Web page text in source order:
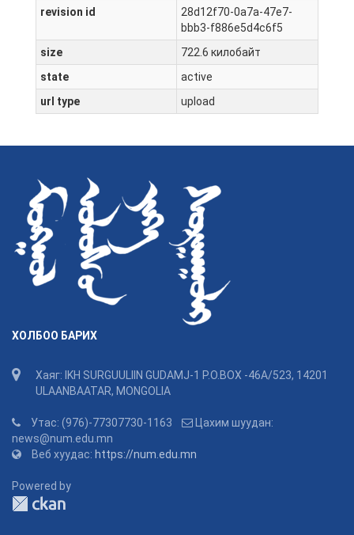
revision id
28d12f70-0a7a-47e7-
bbb3-f886e5d4c6f5
size
722.6 килобайт
state
active
url type
upload
ХОЛБОО БАРИХ
Хаяг: IKH SURGUULIIN GUDAMJ-1 P.O.BOX -46A/523, 14201
ULAANBAATAR, MONGOLIA
Утас: (976)-77307730-1163
Цахим шуудан:
news@num.edu.mn
Веб хуудас: https://num.edu.mn
Powered by